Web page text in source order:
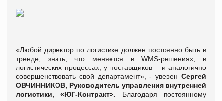
«Любой директор по логистике должен постоянно быть в
тренде, знать, что меняется в WMS-решениях, в
логистических процессах, у поставщиков – и аналогично
совершенствовать свой департамент», - уверен Сергей
ОВЧИННИКОВ, Руководитель управления внутренней
логистики, «ЮГ-Контракт». Благодаря постоянному